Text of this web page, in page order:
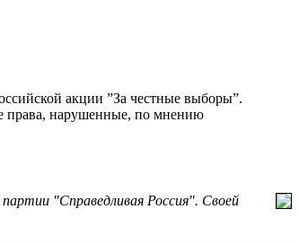
акции ”За честные выборы”.
права, нарушенные, по мнению
"Справедливая Россия". Своей